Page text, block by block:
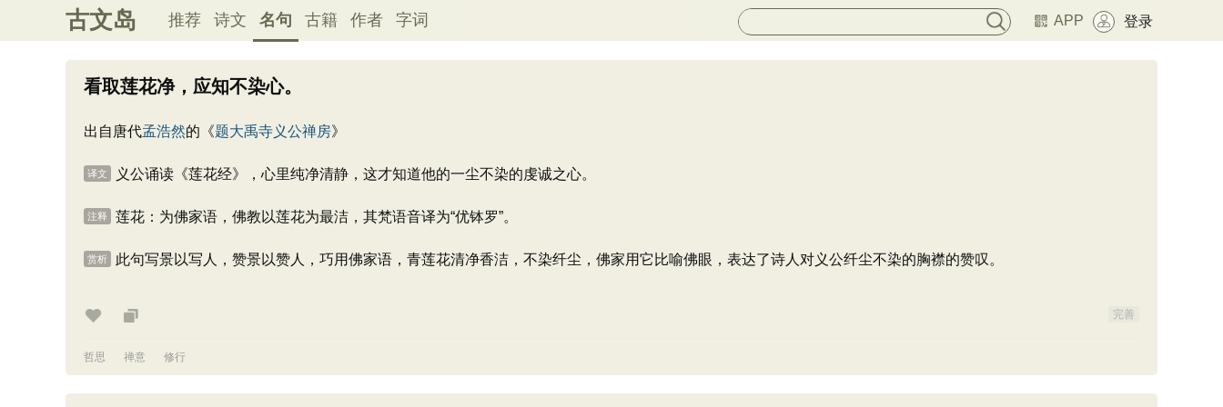
古文岛 推荐 诗文 名句 古籍 作者 字词 APP 登录
看取莲花净，应知不染心。
出自唐代孟浩然的《题大禹寺义公禅房》
译文 义公诵读《莲花经》，心里纯净清静，这才知道他的一尘不染的虔诚之心。
注释 莲花：为佛家语，佛教以莲花为最洁，其梵语音译为“优钵罗”。
赏析 此句写景以写人，赞景以赞人，巧用佛家语，青莲花清净香洁，不染纤尘，佛家用它比喻佛眼，表达了诗人对义公纤尘不染的胸襟的赞叹。
完善
哲思 禅意 修行